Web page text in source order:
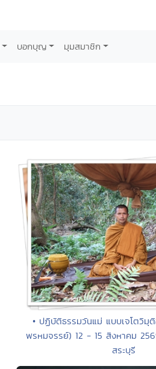
บอกบุญ มุมสมาชิก
• ปฏิบัติธรรมวันแม่ แบบเจโตวิมุติ
พรหมจรรย์) 12 - 15 สิงหาคม
สระบุรี